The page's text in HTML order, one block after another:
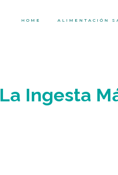
HOME ALIMENTACIÓN
La Ingesta